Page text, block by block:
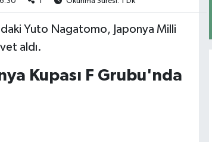
Yuto Nagatomo, Japonya Milli
aldı.
Kupası F Grubu'nda